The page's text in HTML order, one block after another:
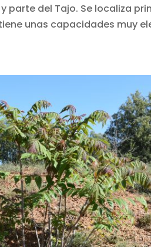
parte del Tajo. Se localiza
unas capacidades muy